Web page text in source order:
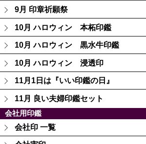
9月 印章祈願祭
10月 ハロウィン 本柘印鑑
10月 ハロウィン 黒水牛印鑑
10月 ハロウィン 浸透印
11月1日は『いい印鑑の日』
11月 良い夫婦印鑑セット
会社用印鑑
会社印 一覧